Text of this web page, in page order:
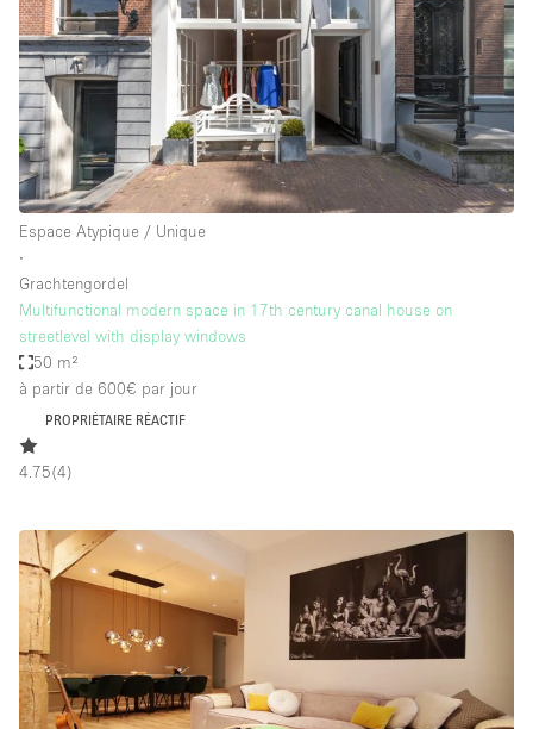
Espace Atypique / Unique
∙
Grachtengordel
Multifunctional modern space in 17th century canal house on
streetlevel with display windows
50 m²
à partir de 600€ par jour
PROPRIÉTAIRE RÉACTIF
4.75(4)